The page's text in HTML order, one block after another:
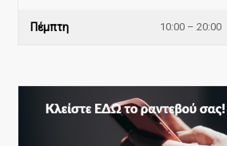
Πέμπτη 10:00 – 20:00